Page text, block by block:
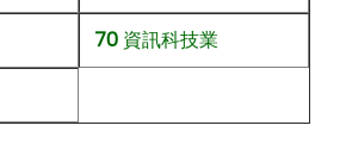
70 資訊科技業